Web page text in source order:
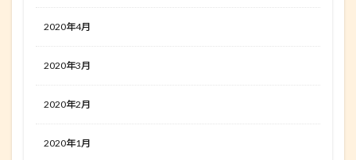
2020年4月
2020年3月
2020年2月
2020年1月